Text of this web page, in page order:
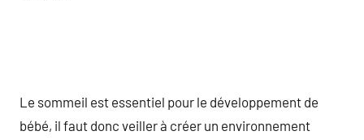
Le sommeil est essentiel pour le développement de
bébé, il faut donc veiller à créer un environnement